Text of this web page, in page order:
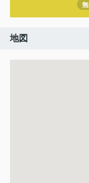
地図